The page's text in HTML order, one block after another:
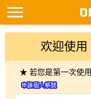
欢迎使
★ 若您是第一次使